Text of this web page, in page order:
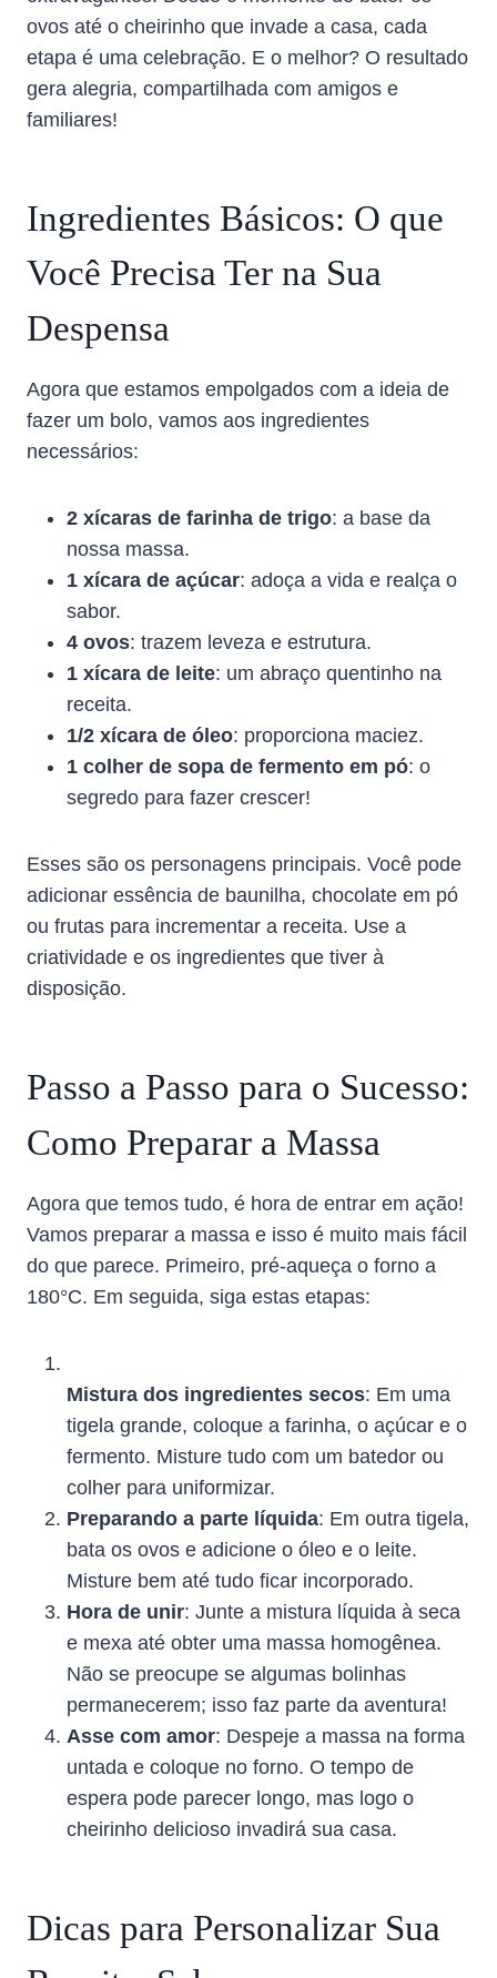
ovos até o cheirinho que invade a casa, cada
etapa é uma celebração. E o melhor? O resultado
gera alegria, compartilhada com amigos e
familiares!
Ingredientes Básicos: O que
Você Precisa Ter na Sua
Despensa
Agora que estamos empolgados com a ideia de
fazer um bolo, vamos aos ingredientes
necessários:
2 xícaras de farinha de trigo: a base da
nossa massa.
1 xícara de açúcar: adoça a vida e realça o
sabor.
4 ovos: trazem leveza e estrutura.
1 xícara de leite: um abraço quentinho na
receita.
1/2 xícara de óleo: proporciona maciez.
1 colher de sopa de fermento em pó: o
segredo para fazer crescer!
Esses são os personagens principais. Você pode
adicionar essência de baunilha, chocolate em pó
ou frutas para incrementar a receita. Use a
criatividade e os ingredientes que tiver à
disposição.
Passo a Passo para o Sucesso:
Como Preparar a Massa
Agora que temos tudo, é hora de entrar em ação!
Vamos preparar a massa e isso é muito mais fácil
do que parece. Primeiro, pré-aqueça o forno a
180°C. Em seguida, siga estas etapas:
Mistura dos ingredientes secos: Em uma
tigela grande, coloque a farinha, o açúcar e o
fermento. Misture tudo com um batedor ou
colher para uniformizar.
Preparando a parte líquida: Em outra tigela,
bata os ovos e adicione o óleo e o leite.
Misture bem até tudo ficar incorporado.
Hora de unir: Junte a mistura líquida à seca
e mexa até obter uma massa homogênea.
Não se preocupe se algumas bolinhas
permanecerem; isso faz parte da aventura!
Asse com amor: Despeje a massa na forma
untada e coloque no forno. O tempo de
espera pode parecer longo, mas logo o
cheirinho delicioso invadirá sua casa.
Dicas para Personalizar Sua